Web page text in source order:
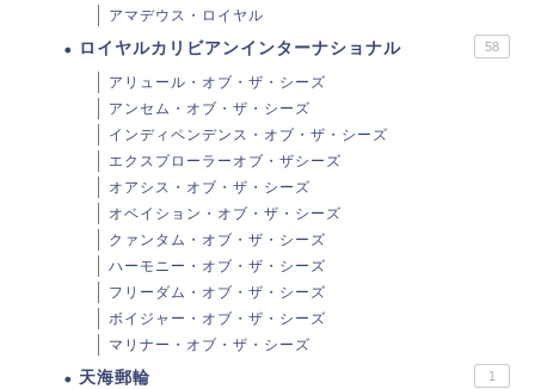
アマデウス・ロイヤル
ロイヤルカリビアンインターナショナル 58
アリュール・オブ・ザ・シーズ
アンセム・オブ・ザ・シーズ
インディペンデンス・オブ・ザ・シーズ
エクスプローラーオブ・ザシーズ
オアシス・オブ・ザ・シーズ
オベイション・オブ・ザ・シーズ
クァンタム・オブ・ザ・シーズ
ハーモニー・オブ・ザ・シーズ
フリーダム・オブ・ザ・シーズ
ボイジャー・オブ・ザ・シーズ
マリナー・オブ・ザ・シーズ
天海郵輪 1